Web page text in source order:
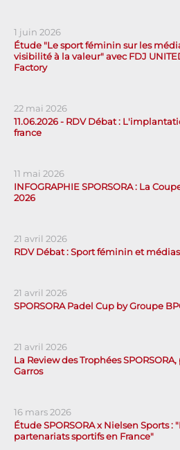
1 juin 2026
Étude "Le sport féminin sur les
visibilité à la valeur" avec FDJ
Factory
22 mai 2026
11.06.2026 - RDV Débat :
france
11 mai 2026
INFOGRAPHIE SPORSORA : La
2026
21 avril 2026
RDV Débat : Sport féminin et
21 avril 2026
SPORSORA Padel Cup by Groupe
21 avril 2026
La Review des Trophées
Garros
16 mars 2026
Étude SPORSORA x Nielsen Sports :
partenariats sportifs en France"